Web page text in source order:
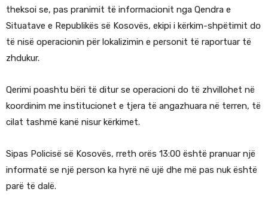
theksoi se, pas pranimit të informacionit nga Qendra e
Situatave e Republikës së Kosovës, ekipi i kërkim-shpëtimit do
të nisë operacionin për lokalizimin e personit të raportuar të
zhdukur.
Qerimi poashtu bëri të ditur se operacioni do të zhvillohet në
koordinim me institucionet e tjera të angazhuara në terren, të
cilat tashmë kanë nisur kërkimet.
Sipas Policisë së Kosovës, rreth orës 13:00 është pranuar një
informatë se një person ka hyrë në ujë dhe më pas nuk është
parë të dalë.